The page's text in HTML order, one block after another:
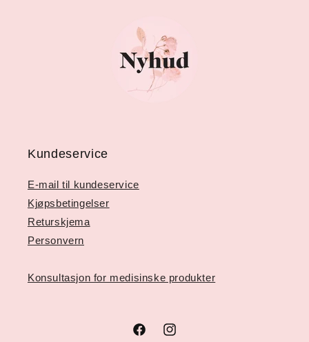
Kundeservice
E-mail til kundeservice
Kjøpsbetingelser
Returskjema
Personvern
Konsultasjon for medisinske produkter
FacebookInstagram